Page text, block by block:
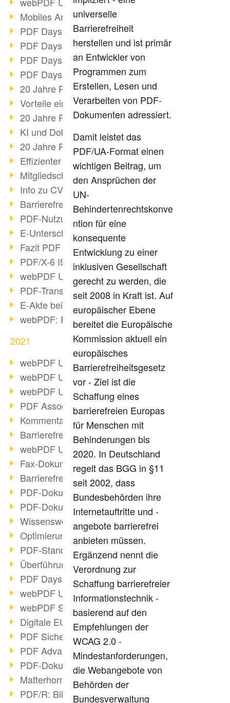
Mobiles Arbeiten mit PDF
PDF Days 2022 Themenblock 3
PDF Days 2022 Themenblock 2
PDF Days 2022 Themenblock 1
PDF Days Europe 2022
20 Jahre PDF/X (Teil 3)
Vorteile einer PDF-Businesslösung
20 Jahre PDF/X (Teil 2)
KI und Dokumenten-Management
20 Jahre PDF/X (Teil 1)
Effizienter Dokumenten Workflow
Mitgliedschaft PDF Association
Info zu CVE-2022-22965
Barrierefreiheit mehr als Inklusion
PDF-Nutzung durch Pandemie
E-Unterschriften für Verwaltung
Fazit PDF Days 2021
PDF/X-6 ISO-Norm
webPDF Update 8.0.0.2393
PDF-Transparenz beim PDF-Format
E-Akte bei Behörden
webPDF: PDF-Anhänge verwalten
2021
webPDF Update 8.0.0.2376
webPDF Update 8.0.0.2374
webPDF Update 8.0.0.2372
PDF Association 2021 Entwicklungen
Kommentare im PDF einfügen
Barrierefreie PDF-Dokumente (3/3)
webPDF Update 8.0.0.2338
Fax-Dokumente in Workflow
Barrierefreie PDF-Dokumente (2/3)
PDF-Dokumente mit OCR optimieren
PDF-Dokumente barrierefrei?
Wissenswertes über E-Signatur
Optimierung des PDF-Formats
PDF-Standards im Überblick
Überführung PDF/A in Archivsystem
PDF Days Europe 2021
webPDF Update 8.0.0.2282
webPDF Statistik-Auswertungen
Digitale EU COVID-Zertifikate
PDF Sicherheitseinstellungen
PDF Advanced Electronic Signature
PDF-Dokumente neu organisieren
Matterhorn Protokoll 1.1 verfügbar
PDF/R: Bildformat der Zukunft
universelle
Barrierefreiheit
herstellen und ist primär
an Entwickler von
Programmen zum
Erstellen, Lesen und
Verarbeiten von PDF-
Dokumenten adressiert.
Damit leistet das
PDF/UA-Format einen
wichtigen Beitrag, um
den Ansprüchen der
UN-
Behindertenrechtskonve
ntion für eine
konsequente
Entwicklung zu einer
inklusiven Gesellschaft
gerecht zu werden, die
seit 2008 in Kraft ist. Auf
europäischer Ebene
bereitet die Europäische
Kommission aktuell ein
europäisches
Barrierefreiheitsgesetz
vor - Ziel ist die
Schaffung eines
barrierefreien Europas
für Menschen mit
Behinderungen bis
2020. In Deutschland
regelt das BGG in §11
seit 2002, dass
Bundesbehörden ihre
Internetauftritte und -
angebote barrierefrei
anbieten müssen.
Ergänzend nennt die
Verordnung zur
Schaffung barrierefreier
Informationstechnik -
basierend auf den
Empfehlungen der
WCAG 2.0 -
Mindestanforderungen,
die Webangebote von
Behörden der
Bundesverwaltung